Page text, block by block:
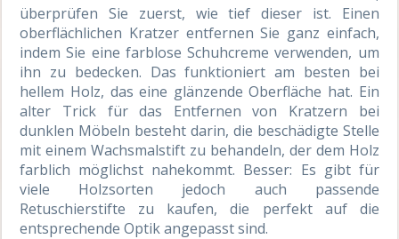
überprüfen Sie zuerst, wie tief dieser ist. Einen
oberflächlichen Kratzer entfernen Sie ganz einfach,
indem Sie eine farblose Schuhcreme verwenden, um
ihn zu bedecken. Das funktioniert am besten bei
hellem Holz, das eine glänzende Oberfläche hat. Ein
alter Trick für das Entfernen von Kratzern bei
dunklen Möbeln besteht darin, die beschädigte Stelle
mit einem Wachsmalstift zu behandeln, der dem Holz
farblich möglichst nahekommt. Besser: Es gibt für
viele Holzsorten jedoch auch passende
Retuschierstifte zu kaufen, die perfekt auf die
entsprechende Optik angepasst sind.